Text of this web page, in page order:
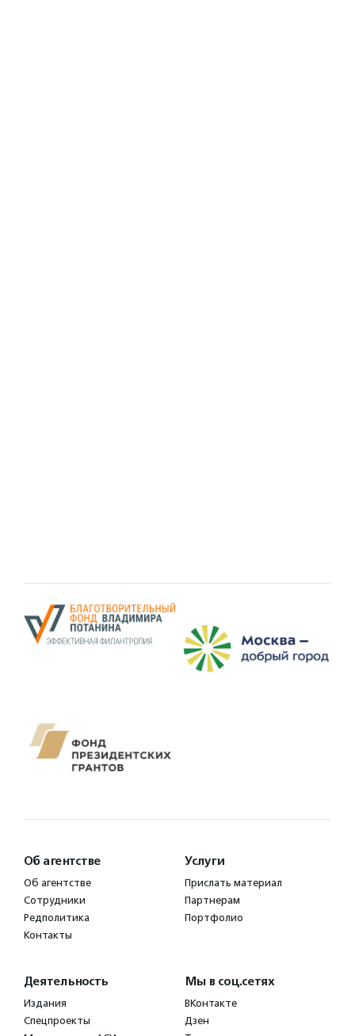
Об агентстве
Об агентстве
Сотрудники
Редполитика
Контакты
Услуги
Прислать материал
Партнерам
Портфолио
Деятельность
Издания
Спецпроекты
Мы в соц.сетях
ВКонтакте
Дзен